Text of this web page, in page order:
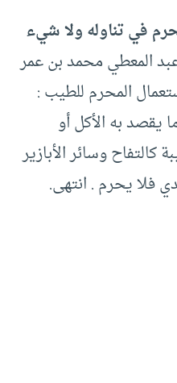
في تناوله ولا شيء
المعطي محمد بن عمر
المحرم للطيب :
يقصد به الأكل أو
وسائر الأبازير
فلا يحرم . انتهى.